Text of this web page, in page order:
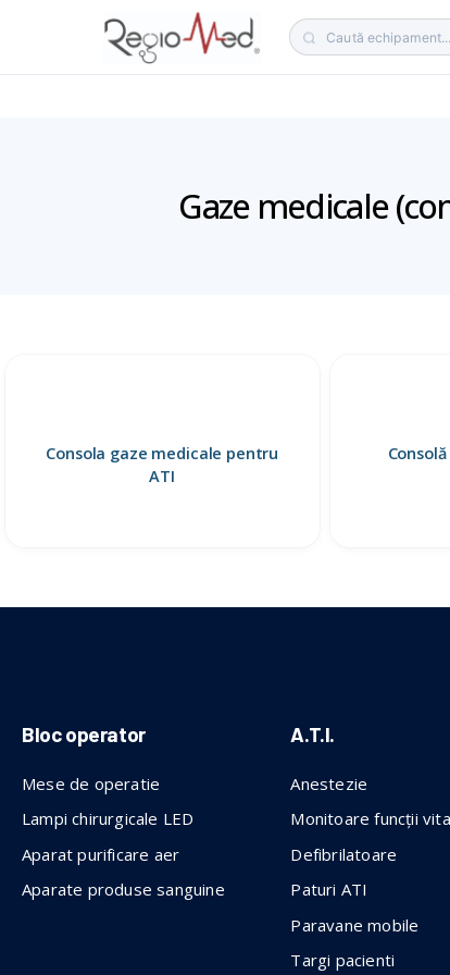
Gaze medicale
Consola gaze medicale pentru
ATI
Bloc operator
Mese de operatie
Lampi chirurgicale LED
Aparat purificare aer
Aparate produse sanguine
A.T.I.
Anestezie
Monitoare funcții
Defibrilatoare
Paturi ATI
Paravane mobile
Targi pacienti